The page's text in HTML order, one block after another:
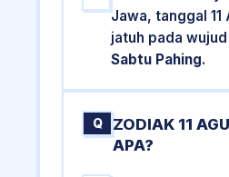
Jawa, tanggal 11
jatuh pada
Sabtu Pahing.
Q
ZODIAK 11
APA?